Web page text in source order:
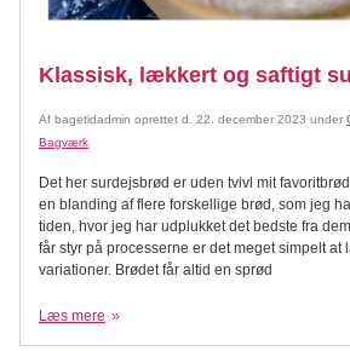
Klassisk, lækkert og saftigt
Af bagetidadmin oprettet d. 22. december 2023 under
Bagværk
Det her surdejsbrød er uden tvivl mit
en blanding af flere forskellige brød, som jeg
tiden, hvor jeg har udplukket det bedste fra
får styr på processerne er det meget simpelt at
variationer. Brødet får altid en sprød
Læs mere